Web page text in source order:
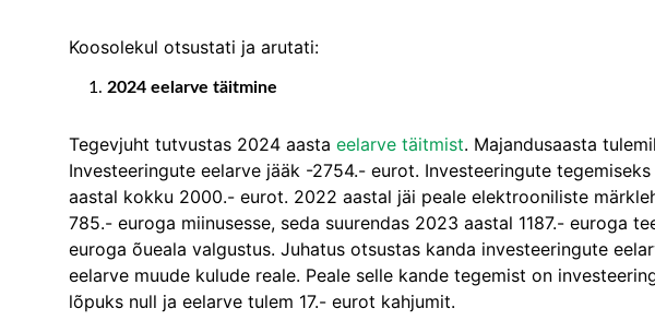
Koosolekul otsustati ja arutati:
2024 eelarve täitmine
Tegevjuht tutvustas 2024 aasta eelarve täitmist. Majandusaasta
Investeeringute eelarve jääk -2754.- eurot. Investeeringute
aastal kokku 2000.- eurot. 2022 aastal jäi peale elektrooniliste
785.- euroga miinusesse, seda suurendas 2023 aastal 1187.- euroga
euroga õueala valgustus. Juhatus otsustas kanda investeeringute
eelarve muude kulude reale. Peale selle kande tegemist on
lõpuks null ja eelarve tulem 17.- eurot kahjumit.